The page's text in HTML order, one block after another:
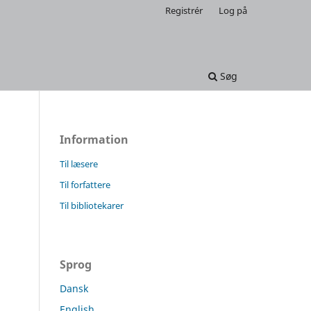
Søg
Registrér Log på
Information
Til læsere
Til forfattere
Til bibliotekarer
Sprog
Dansk